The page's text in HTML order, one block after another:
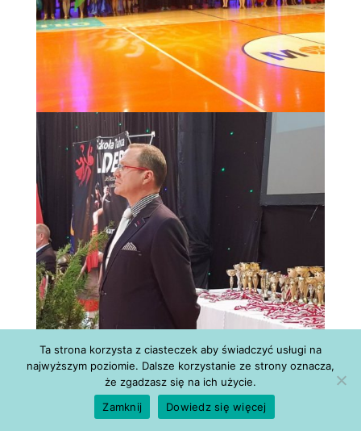
Ta strona korzysta z ciasteczek aby świadczyć usługi na
najwyższym poziomie. Dalsze korzystanie ze strony oznacza,
że zgadzasz się na ich użycie.
Zamknij
Dowiedz się więcej